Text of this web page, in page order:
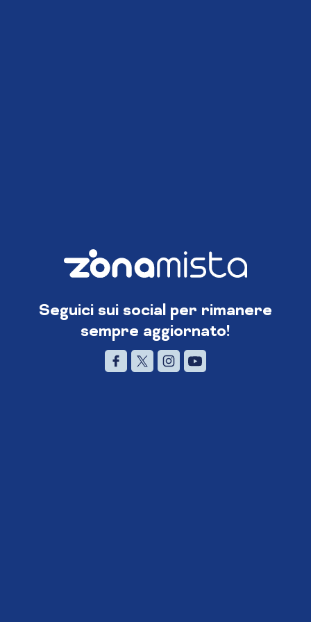
Seguici sui social per rimanere
sempre aggiornato!